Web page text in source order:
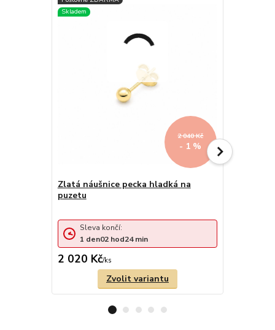
2 040 Kč
- 1 %
Zlatá náušnice pecka hladká na
puzetu
2 020 Kč/ks
Sleva končí:
1 den02 hod24min
Zvolit variantu